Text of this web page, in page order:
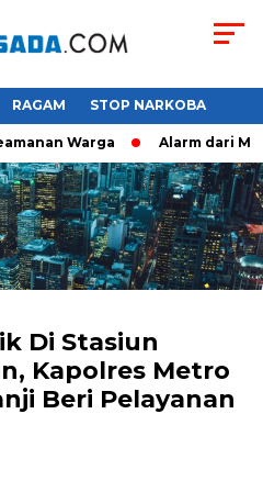
RAGAM STOP NARKOBA
Warga Alarm dari
Di Stasiun
Kapolres Metro
Beri Pelayanan